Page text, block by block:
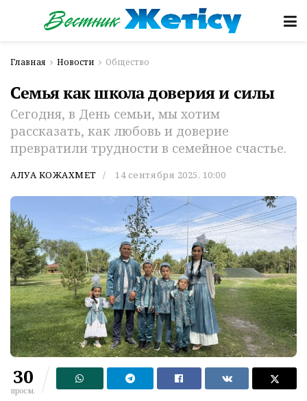
Главная Новости Общество
Семья как школа доверия и силы
Сегодня, в День семьи, мы хотим
рассказать, как любовь и доверие
превратили трудности в семейное счастье.
АЛУА КОЖАХМЕТ 14 сентября 2025, 10:00
30
просм.